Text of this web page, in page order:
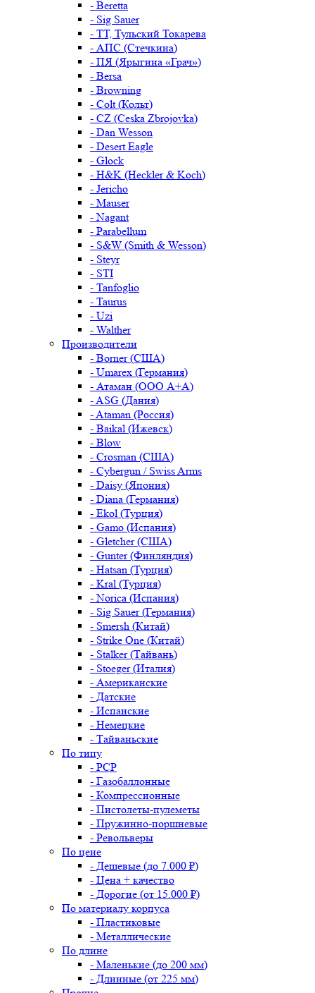
- Beretta
- Sig Sauer
- ТТ, Тульский Токарева
- АПС (Стечкина)
- ПЯ (Ярыгина «Грач»)
- Bersa
- Browning
- Colt (Кольт)
- CZ (Ceska Zbrojovka)
- Dan Wesson
- Desert Eagle
- Glock
- H&K (Heckler & Koch)
- Jericho
- Mauser
- Nagant
- Parabellum
- S&W (Smith & Wesson)
- Steyr
- STI
- Tanfoglio
- Taurus
- Uzi
- Walther
Производители
- Borner (США)
- Umarex (Германия)
- Атаман (ООО А+А)
- ASG (Дания)
- Ataman (Россия)
- Baikal (Ижевск)
- Blow
- Crosman (США)
- Cybergun / Swiss Arms
- Daisy (Япония)
- Diana (Германия)
- Ekol (Турция)
- Gamo (Испания)
- Gletcher (США)
- Gunter (Финляндия)
- Hatsan (Турция)
- Kral (Турция)
- Norica (Испания)
- Sig Sauer (Германия)
- Smersh (Китай)
- Strike One (Китай)
- Stalker (Тайвань)
- Stoeger (Италия)
- Американские
- Датские
- Испанские
- Немецкие
- Тайваньские
По типу
- PCP
- Газобаллонные
- Компрессионные
- Пистолеты-пулеметы
- Пружинно-поршневые
- Револьверы
По цене
- Дешевые (до 7.000 ₽)
- Цена + качество
- Дорогие (от 15.000 ₽)
По материалу корпуса
- Пластиковые
- Металлические
По длине
- Маленькие (до 200 мм)
- Длинные (от 225 мм)